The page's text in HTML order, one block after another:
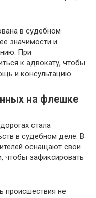
в судебном
значимости и
При
к адвокату, чтобы
и консультацию.
на флешке
стала
в судебном деле. В
оснащают свои
чтобы зафиксировать
происшествия не